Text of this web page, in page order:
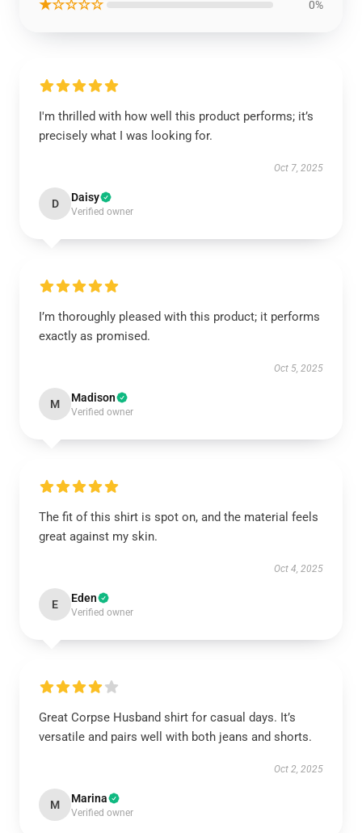
★☆☆☆☆ 0%
I'm thrilled with how well this product performs; it’s
precisely what I was looking for.
Oct 7, 2025
D Daisy
Verified owner
I’m thoroughly pleased with this product; it performs
exactly as promised.
Oct 5, 2025
M Madison
Verified owner
The fit of this shirt is spot on, and the material feels
great against my skin.
Oct 4, 2025
E Eden
Verified owner
Great Corpse Husband shirt for casual days. It’s
versatile and pairs well with both jeans and shorts.
Oct 2, 2025
M Marina
Verified owner